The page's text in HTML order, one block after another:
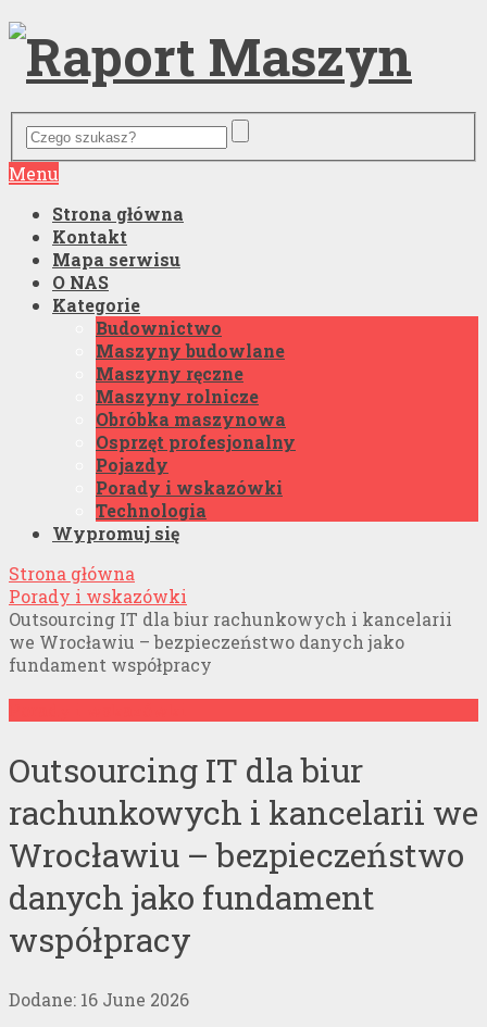
Menu
Strona główna
Kontakt
Mapa serwisu
O NAS
Kategorie
Budownictwo
Maszyny budowlane
Maszyny ręczne
Maszyny rolnicze
Obróbka maszynowa
Osprzęt profesjonalny
Pojazdy
Porady i wskazówki
Technologia
Wypromuj się
Strona główna
Porady i wskazówki
Outsourcing IT dla biur rachunkowych i kancelarii
we Wrocławiu – bezpieczeństwo danych jako
fundament współpracy
Outsourcing IT dla biur
rachunkowych i kancelarii we
Wrocławiu – bezpieczeństwo
danych jako fundament
współpracy
Dodane: 16 June 2026